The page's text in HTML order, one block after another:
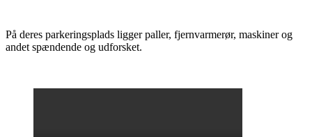
På deres parkeringsplads ligger paller, fjernvarmerør, maskiner og
andet spændende og udforsket.